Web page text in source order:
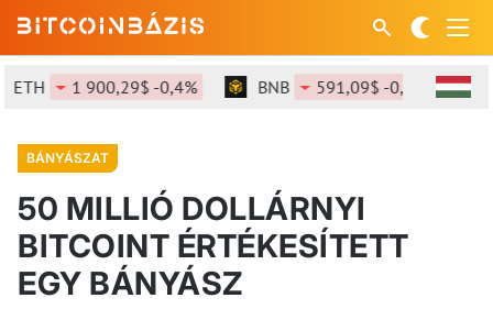
1 900,29$ -0,4% BNB 591,09$ -0,39%
BÁNYÁSZAT
50 MILLIÓ DOLLÁRNYI
BITCOINT ÉRTÉKESÍTETT
EGY BÁNYÁSZ